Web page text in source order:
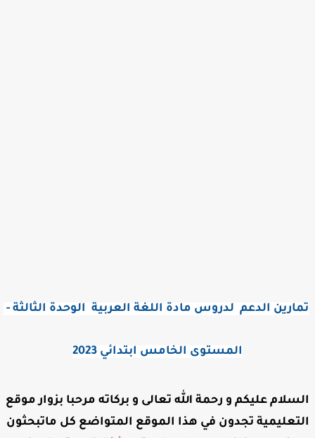
المستوى الخامس ابتدائي 2023
السلام عليكم و رحمة الله تعالى و بركاته مرحبا بزوار موقع
التعليمية تجدون في هذا الموقع المتواضع كل ماتبحثون